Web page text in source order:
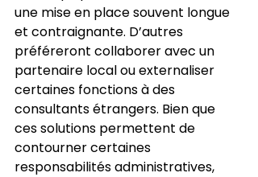
une mise en place souvent longue
et contraignante. D’autres
préféreront collaborer avec un
partenaire local ou externaliser
certaines fonctions à des
consultants étrangers. Bien que
ces solutions permettent de
contourner certaines
responsabilités administratives,